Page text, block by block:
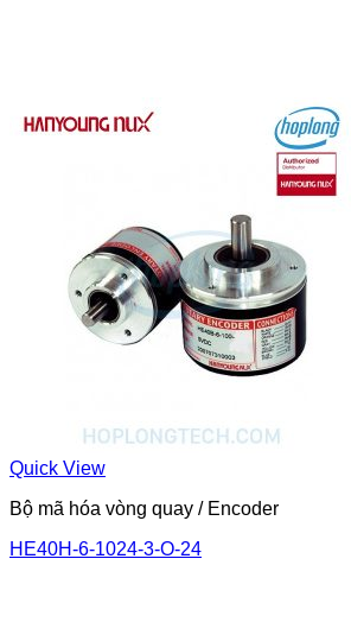
Quick View
Bộ mã hóa vòng quay / Encoder
HE40H-6-1024-3-O-24